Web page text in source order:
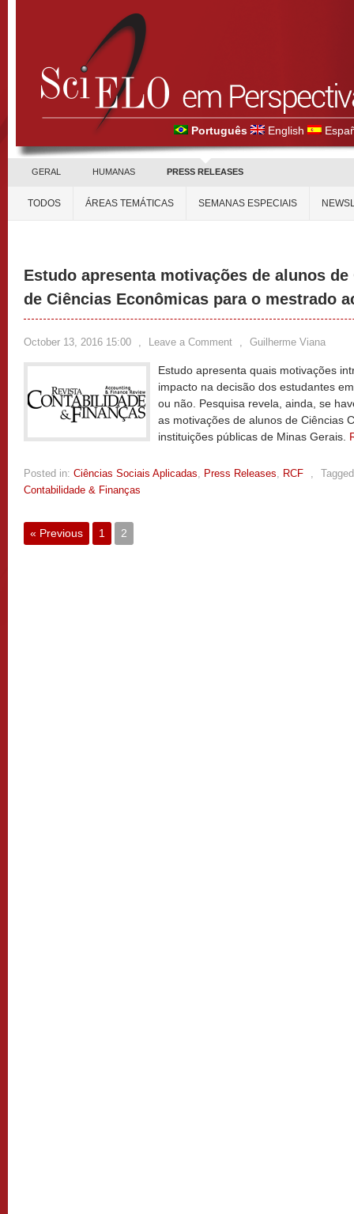
Português English
GERAL HUMANAS PRESS RELEASES
TODOS ÁREAS TEMÁTICAS SEMANAS ESPECIAIS
Estudo apresenta motivações de alunos
de Ciências Econômicas para o mestrado
October 13, 2016 15:00 , Leave a Comment , Guilherme Viana
Estudo apresenta quais motivações
impacto na decisão dos estudantes
ou não. Pesquisa revela, ainda, se
as motivações de alunos de Ciências
instituições públicas de Minas Gerais.
Posted in: Ciências Sociais Aplicadas, Press Releases, RCF ,
Contabilidade & Finanças
« Previous 1 2